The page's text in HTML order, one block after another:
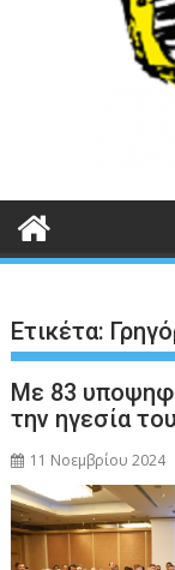
Ετικέτα:
Με 83
την ηγεσία
11 Νοεμβρίου 2024